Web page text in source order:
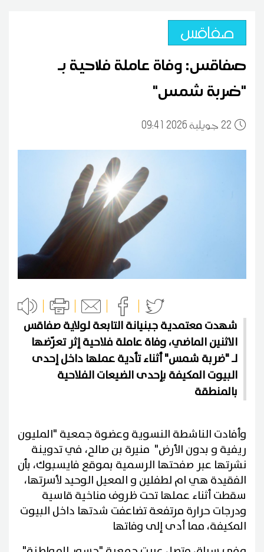
صفاقس
صفاقس: وفاة عاملة فلاحية بـ
"ضربة شمس"
22 09:41 2026 جويلية
شهدت معتمدية جبنيانة التابعة لولاية صفاقس
الاثنين الماضي، وفاة عاملة فلاحية إثر تعرّضها
لـ "ضربة شمس" أثناء تأدية عملها داخل إحدى
البيوت المكيفة بإحدى الضيعات الفلاحية
بالمنطقة
وأفادت الناشطة النسوية وعضوة جمعية "المليون
ريفية و بدون الأرض" منيرة بن صالح، في تدوينة
نشرتها عبر صفحتها الرسمية بموقع فايسبوك، بأن
الفقيدة هي ام لطفلين و المعيل الوحيد لأسرتها،
سقطت أثناء عملها تحت ظروف مناخية قاسية
ودرجات حرارة مرتفعة تضاعفت شدتها داخل البيوت
المكيفة، مما أدى إلى وفاتها